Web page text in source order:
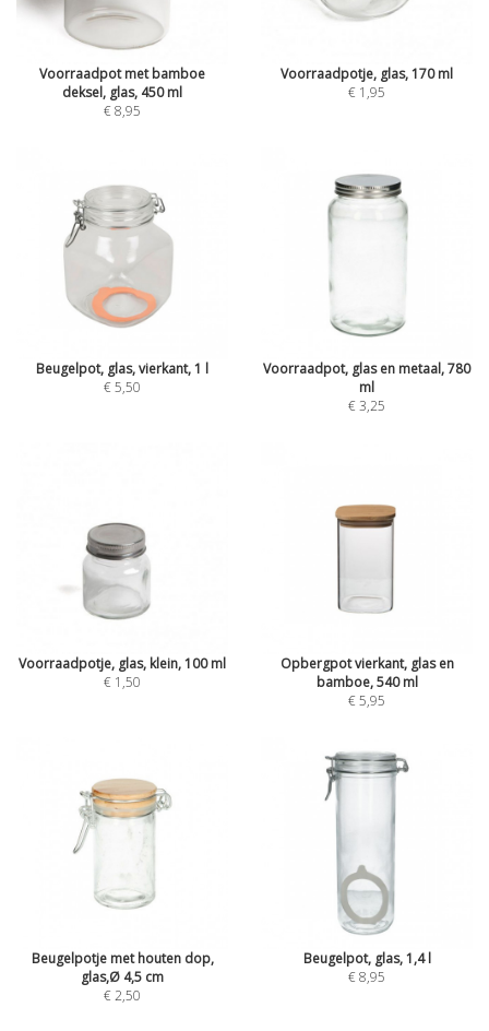
Voorraadpot met bamboe
deksel, glas, 450 ml
€ 8,95
Voorraadpotje, glas, 170 ml
€ 1,95
Beugelpot, glas, vierkant, 1 l
€ 5,50
Voorraadpot, glas en metaal, 780
ml
€ 3,25
Voorraadpotje, glas, klein, 100 ml
€ 1,50
Opbergpot vierkant, glas en
bamboe, 540 ml
€ 5,95
Beugelpotje met houten dop,
glas,Ø 4,5 cm
€ 2,50
Beugelpot, glas, 1,4 l
€ 8,95